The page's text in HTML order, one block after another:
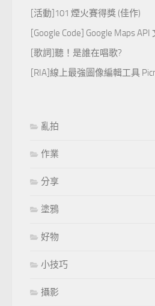
[活動]101 煙火賽得獎 (佳作)
[Google Code] Google Maps
[歌詞]聽！是誰在唱歌?
[RIA]線上最強圖像編輯工具
亂拍
作業
分享
塗鴉
好物
小技巧
攝影